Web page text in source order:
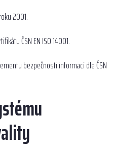
2001.
ČSN EN ISO 14001.
bezpečnosti informací dle ČSN